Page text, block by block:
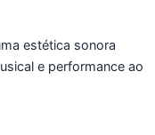
estética sonora
e performance ao